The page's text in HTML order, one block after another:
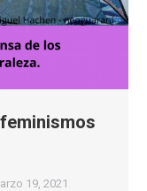
19, 2021